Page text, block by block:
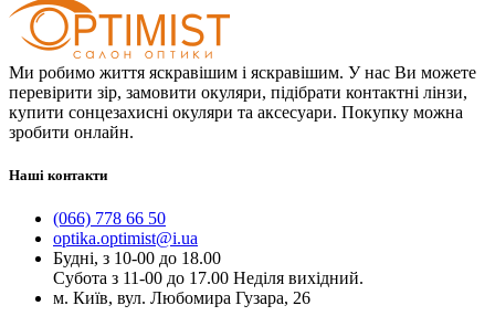
Ми робимо життя яскравішим і яскравішим. У нас Ви можете
перевірити зір, замовити окуляри, підібрати контактні лінзи,
купити сонцезахисні окуляри та аксесуари. Покупку можна
зробити онлайн.
Наші контакти
(066) 778 66 50
optika.optimist@i.ua
Будні, з 10-00 до 18.00
Субота з 11-00 до 17.00 Неділя вихідний.
м. Київ, вул. Любомира Гузара, 26